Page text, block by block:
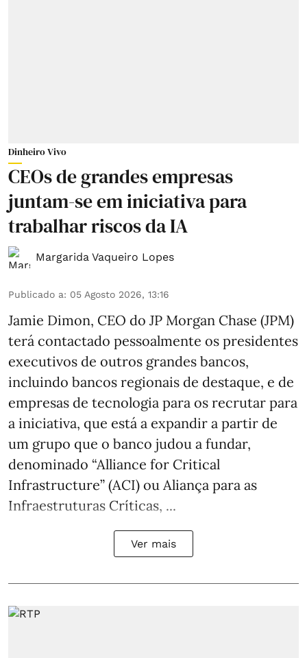
Dinheiro Vivo
CEOs de grandes empresas
juntam-se em iniciativa para
trabalhar riscos da IA
Margarida Vaqueiro Lopes
Publicado a: 05 Agosto 2026, 13:16
Jamie Dimon, CEO do JP Morgan Chase (JPM)
terá contactado pessoalmente os presidentes
executivos de outros grandes bancos,
incluindo bancos regionais de destaque, e de
empresas de tecnologia para os recrutar para
a iniciativa, que está a expandir a partir de
um grupo que o banco judou a fundar,
denominado “Alliance for Critical
Infrastructure” (ACI) ou Aliança para as
Infraestruturas Críticas, ...
Ver mais